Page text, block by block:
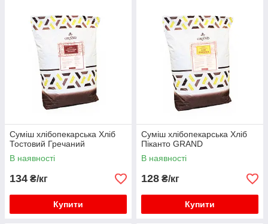
Суміш хлібопекарська Хліб
Тостовий Гречаний
В наявності
134 ₴/кг
Купити
Суміш хлібопекарська Хліб
Піканто GRAND
В наявності
128 ₴/кг
Купити